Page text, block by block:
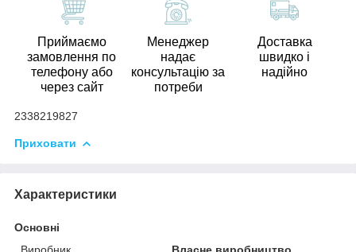
Приймаємо
замовлення по
телефону або
через сайт
Менеджер
надає
консультацію за
потреби
Доставка
швидко і
надійно
2338219827
Приховати
Характеристики
Основні
Виробник
Власне виробництво